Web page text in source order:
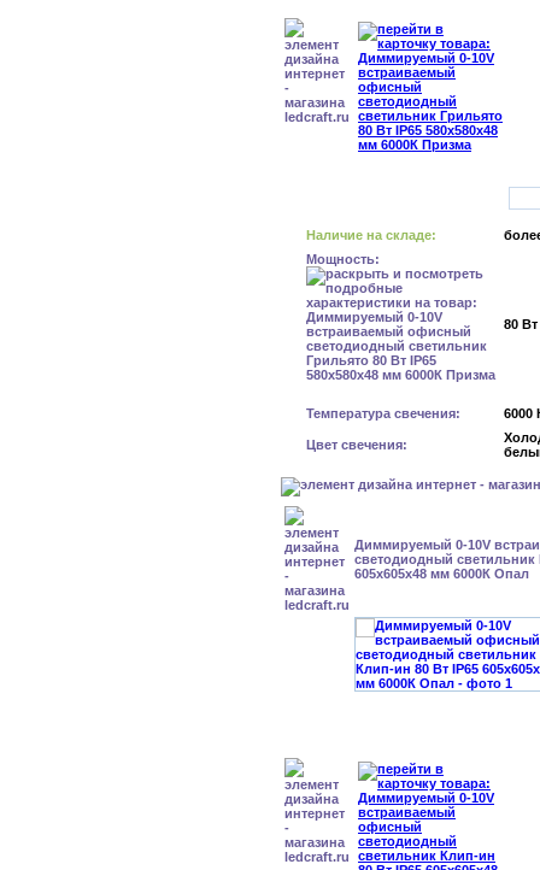
Наличие на складе:
Мощность:
80 Вт
Температура свечения: 6000
Цвет свечения:
Диммируемый 0-10V
светодиодный светильник
605x605x48 мм 6000К Опал